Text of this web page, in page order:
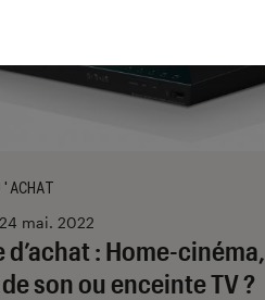
d’achat : Home-cinéma,
son ou enceinte TV ?
24 mai. 2022